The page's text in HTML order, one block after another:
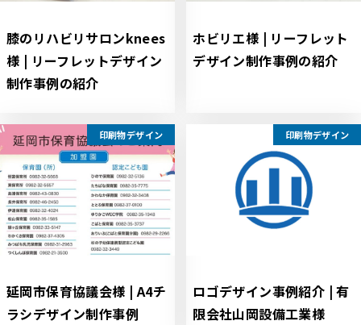
膝のリハビリサロンknees
様 | リーフレットデザイン
制作事例の紹介
ホビリエ様 | リーフレット
デザイン制作事例の紹介
印刷物デザイン
延岡市保育協議会様 | A4チ
ラシデザイン制作事例
印刷物デザイン
ロゴデザイン事例紹介 | 有
限会社山岡設備工業様